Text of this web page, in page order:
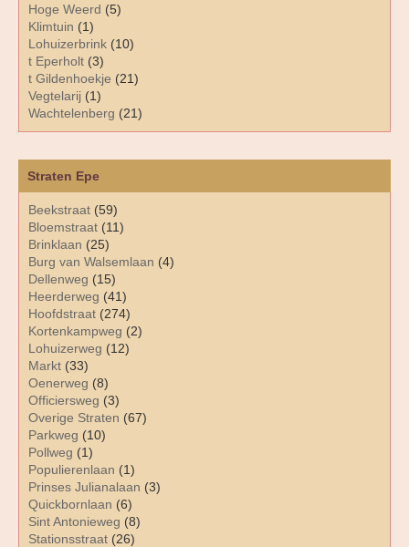
Straten Epe
Beekstraat (59)
Bloemstraat (11)
Brinklaan (25)
Burg van Walsemlaan (4)
Dellenweg (15)
Heerderweg (41)
Hoofdstraat (274)
Kortenkampweg (2)
Lohuizerweg (12)
Markt (33)
Oenerweg (8)
Officiersweg (3)
Overige Straten (67)
Parkweg (10)
Pollweg (1)
Populierenlaan (1)
Prinses Julianalaan (3)
Quickbornlaan (6)
Sint Antonieweg (8)
Stationsstraat (26)
Hoge Weerd (5)
Klimtuin (1)
Lohuizerbrink (10)
t Eperholt (3)
t Gildenhoekje (21)
Vegtelarij (1)
Wachtelenberg (21)